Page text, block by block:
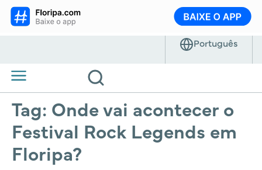
Tag: Onde vai acontecer o
Festival Rock Legends em
Floripa?